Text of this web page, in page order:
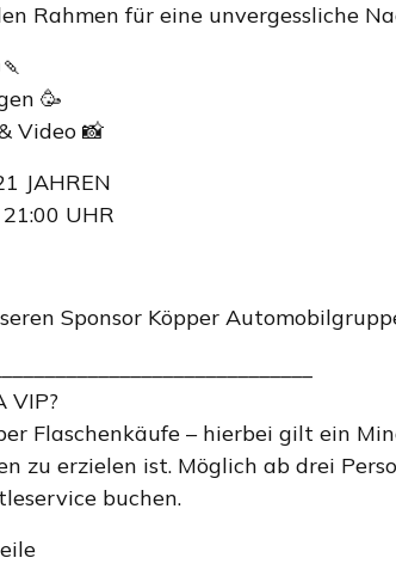
Rahmen für eine unvergessliche
🥳
Video 📸
JAHREN
UHR
Sponsor Köpper
VIP?
Flaschenkäufe – hierbei gilt ein
zu erzielen ist. Möglich ab drei
buchen.